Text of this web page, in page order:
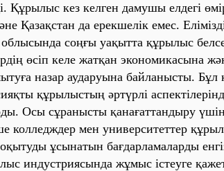
Құрылыс кез келген дамушы елдегі
Қазақстан да ерекшелік емес.
соңғы уақытта құрылыс
өсіп келе жатқан экономикасына
назар аударуына байланысты. Бұл
құрылыстың әртүрлі
Осы сұранысты қанағаттандыру үшін
колледждер мен университеттер
ұсынатын бағдарламаларды
индустриясында жұмыс істеуге